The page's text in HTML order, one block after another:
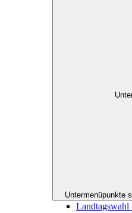
Untermenüpunkte
Landtagswahl